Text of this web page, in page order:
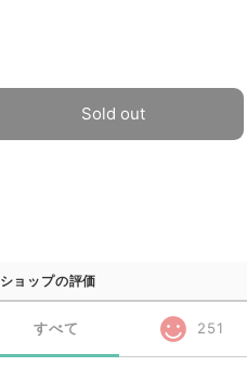
Sold out
ショップの評価
すべて 251